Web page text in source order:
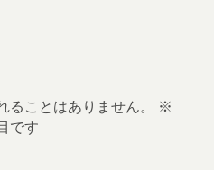
ことはありません。
※
です